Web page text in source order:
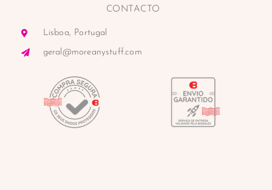
CONTACTO
Lisboa, Portugal
geral@moreanystuff.com